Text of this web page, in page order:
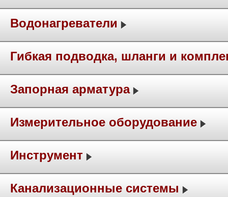
Водонагреватели
Гибкая подводка, шланги и
Запорная арматура
Измерительное оборудование
Инструмент
Канализационные системы